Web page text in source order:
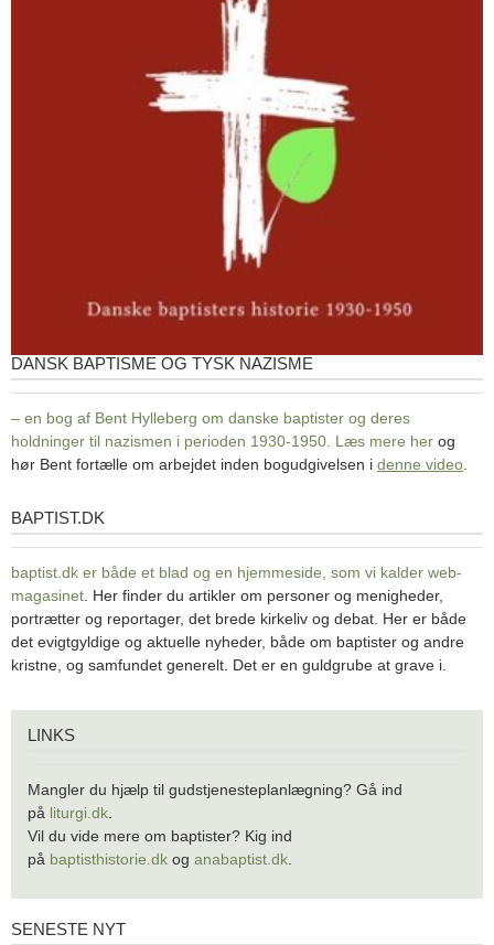
DANSK BAPTISME OG TYSK NAZISME
– en bog af Bent Hylleberg om danske baptister og deres
holdninger til nazismen i perioden 1930-1950. Læs mere her og
hør Bent fortælle om arbejdet inden bogudgivelsen i denne video
baptist.dk
BAPTIST.DK
baptist.dk er både et blad og en hjemmeside, som vi kalder web-
magasinet . Her finder du artikler om personer og menigheder,
portrætter og reportager, det brede kirkeliv og debat. Her er både
det evigtgyldige og aktuelle nyheder, både om baptister og andre
kristne, og samfundet generelt. Det er en guldgrube at grave i.
LINKS
Mangler du hjælp til gudstjenesteplanlægning? Gå ind
på liturgi.dk
Vil du vide mere om baptister? Kig ind
på baptisthistorie.dk og anabaptist.dk
Seneste
SENESTE NYT